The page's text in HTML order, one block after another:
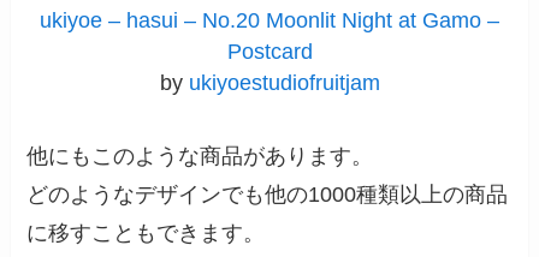
ukiyoe – hasui – No.20 Moonlit Night at Gamo –
Postcard
by ukiyoestudiofruitjam
他にもこのような商品があります。
どのようなデザインでも他の1000種類以上の商品
に移すこともできます。